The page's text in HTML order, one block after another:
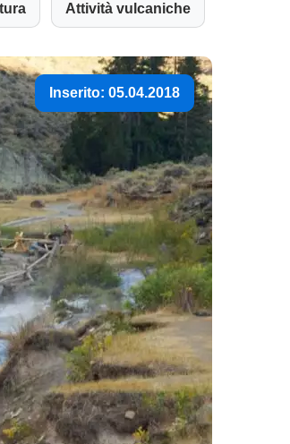
Attività vulcaniche
Inserito: 05.04.2018